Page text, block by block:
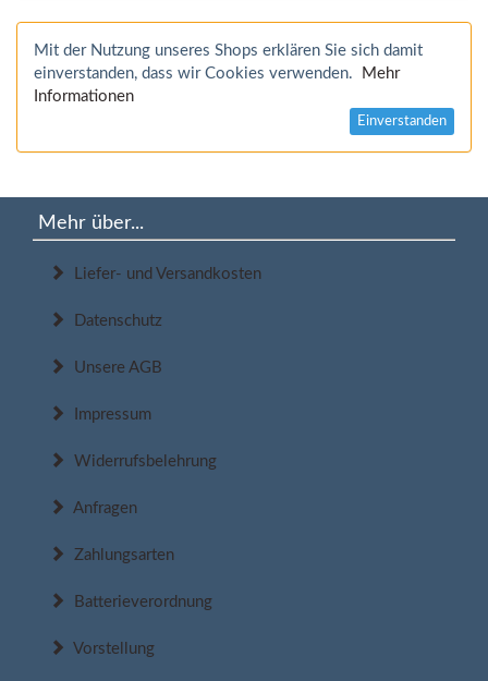
Mit der Nutzung unseres Shops erklären Sie sich damit
einverstanden, dass wir Cookies verwenden.
Mehr
Informationen
Einverstanden
Mehr über...
Liefer- und Versandkosten
Datenschutz
Unsere AGB
Impressum
Widerrufsbelehrung
Anfragen
Zahlungsarten
Batterieverordnung
Vorstellung